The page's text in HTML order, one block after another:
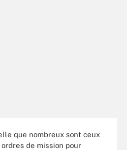
que nombreux sont ceux
de mission pour